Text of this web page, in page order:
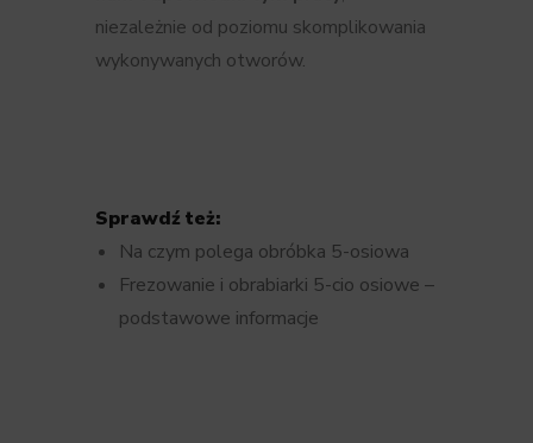
niezależnie od poziomu skomplikowania
wykonywanych otworów.
Sprawdź też:
Na czym polega obróbka 5-osiowa
Frezowanie i obrabiarki 5-cio osiowe –
podstawowe informacje